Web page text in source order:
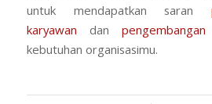
untuk mendapatkan saran
karyawan dan
kebutuhan organisasimu.